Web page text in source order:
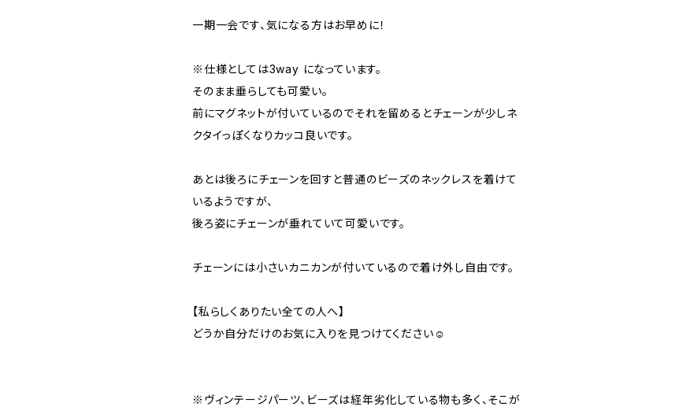
一期一会です、気になる方はお早めに！
※仕様としては3way になっています。
そのまま垂らしても可愛い。
前にマグネットが付いているのでそれを留めるとチェーンが少しネ
クタイっぽくなりカッコ良いです。
あとは後ろにチェーンを回すと普通のビーズのネックレスを着けて
いるようですが、
後ろ姿にチェーンが垂れていて可愛いです。
チェーンには小さいカニカンが付いているので着け外し自由です。
【私らしくありたい全ての人へ】
どうか自分だけのお気に入りを見つけてください☺️
※ヴィンテージパーツ、ビーズは経年劣化している物も多く、そこが